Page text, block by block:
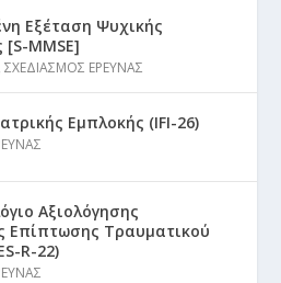
Εξέταση Ψυχικής
MMSE]
,ΣΧΕΔΙΑΣΜΟΣ ΕΡΕΥΝΑΣ
Εμπλοκής (IFI-26)
Αξιολόγησης
Επίπτωσης Τραυματικού
R-22)